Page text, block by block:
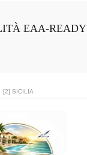
EAA-READY
[2] SICILIA